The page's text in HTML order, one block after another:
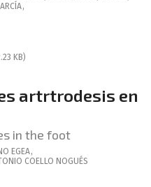
,
KB)
artrtrodesis en
in the foot
EGEA,
COELLO NOGUÉS